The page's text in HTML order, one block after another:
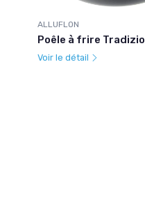
ALLUFLON
Poêle à frire
Voir le détail